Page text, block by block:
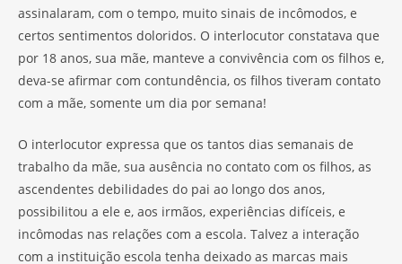
assinalaram, com o tempo, muito sinais de incômodos, e
certos sentimentos doloridos. O interlocutor constatava que
por 18 anos, sua mãe, manteve a convivência com os filhos e,
deva-se afirmar com contundência, os filhos tiveram contato
com a mãe, somente um dia por semana!
O interlocutor expressa que os tantos dias semanais de
trabalho da mãe, sua ausência no contato com os filhos, as
ascendentes debilidades do pai ao longo dos anos,
possibilitou a ele e, aos irmãos, experiências difíceis, e
incômodas nas relações com a escola. Talvez a interação
com a instituição escola tenha deixado as marcas mais